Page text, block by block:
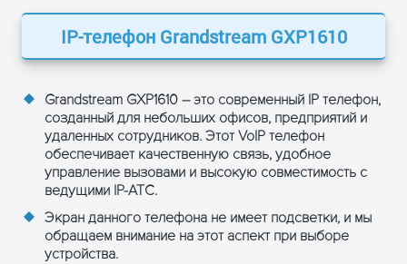
IP-телефон Grandstream GXP1610
Grandstream GXP1610 – это современный IP телефон,
созданный для небольших офисов, предприятий и
удаленных сотрудников. Этот VoIP телефон
обеспечивает качественную связь, удобное
управление вызовами и высокую совместимость с
ведущими IP-АТС.
Экран данного телефона не имеет подсветки, и мы
обращаем внимание на этот аспект при выборе
устройства.
Количество SIP-
аккаунтов
2
Питание
комплекте), PoE не
поддерживается
Разъем для
гарнитуры
RJ9
Журнал вызовов на 200
записей